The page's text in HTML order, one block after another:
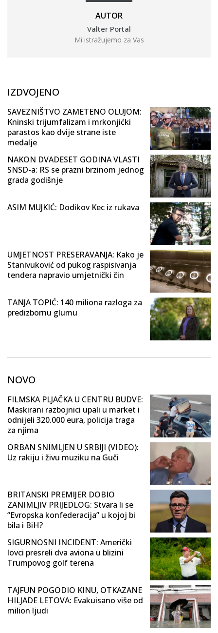
AUTOR
Valter Portal
Mi istražujemo za Vas
IZDVOJENO
SAVEZNIŠTVO ZAMETENO OLUJOM:
Kninski trijumfalizam i mrkonjićki
parastos kao dvije strane iste
medalje
NAKON DVADESET GODINA VLASTI
SNSD-a: RS se prazni brzinom jednog
grada godišnje
ASIM MUJKIĆ: Dodikov Kec iz rukava
UMJETNOST PRESERAVANJA: Kako je
Stanivuković od pukog raspisivanja
tendera napravio umjetnički čin
TANJA TOPIĆ: 140 miliona razloga za
predizbornu glumu
NOVO
FILMSKA PLJAČKA U CENTRU BUDVE:
Maskirani razbojnici upali u market i
odnijeli 320.000 eura, policija traga
za njima
ORBAN SNIMLJEN U SRBIJI (VIDEO):
Uz rakiju i živu muziku na Guči
BRITANSKI PREMIJER DOBIO
ZANIMLJIV PRIJEDLOG: Stvara li se
“Evropska konfederacija” u kojoj bi
bila i BiH?
SIGURNOSNI INCIDENT: Američki
lovci presreli dva aviona u blizini
Trumpovog golf terena
TAJFUN POGODIO KINU, OTKAZANE
HILJADE LETOVA: Evakuisano više od
milion ljudi